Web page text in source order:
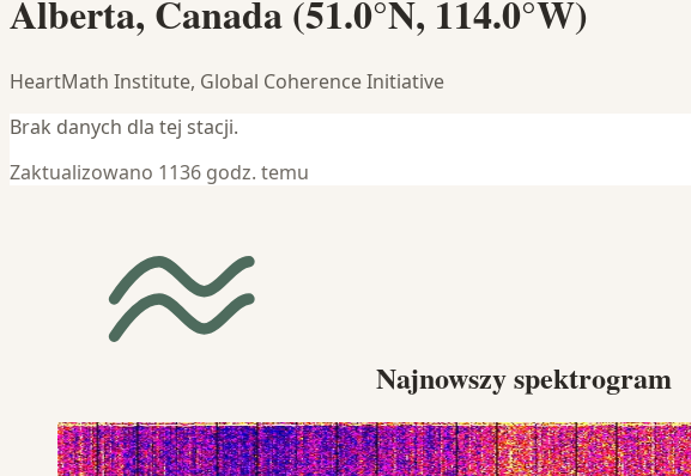
Alberta, Canada (51.0°N, 114.0°W)
HeartMath Institute, Global Coherence Initiative
Brak danych dla tej stacji.
Zaktualizowano 1136 godz. temu
Najnowszy spektrogram